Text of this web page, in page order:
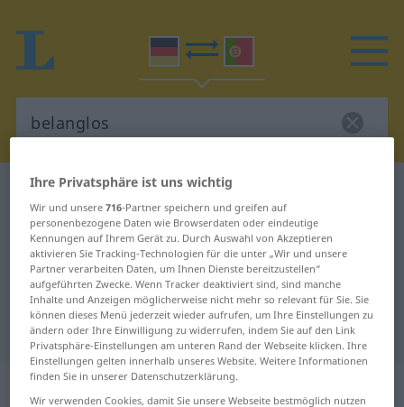
Deutsch-Portugiesisch Wörterbuch
Deutsch-Portugiesisch
Übersetzung für "belanglos"
"belanglos" Portugiesisch
Übersetzung
„belanglos“
Ihre Privatsphäre ist uns wichtig
Wir und unsere716-Partner speichern und greifen auf
personenbezogene Daten wie Browserdaten oder eindeutige
Kennungen auf Ihrem Gerät zu. Durch Auswahl von Akzeptieren
aktivieren Sie Tracking-Technologien für die unter „Wir und unsere
Partner verarbeiten Daten, um Ihnen Dienste bereitzustellen“
aufgeführten Zwecke. Wenn Tracker deaktiviert sind, sind manche
Inhalte und Anzeigen möglicherweise nicht mehr so relevant für Sie. Sie
können dieses Menü jederzeit wieder aufrufen, um Ihre Einstellungen zu
ändern oder Ihre Einwilligung zu widerrufen, indem Sie auf den Link
Privatsphäre-Einstellungen am unteren Rand der Webseite klicken. Ihre
Einstellungen gelten innerhalb unseres Website. Weitere Informationen
finden Sie in unserer Datenschutzerklärung.
Wir verwenden Cookies, damit Sie unsere Webseite bestmöglich nutzen